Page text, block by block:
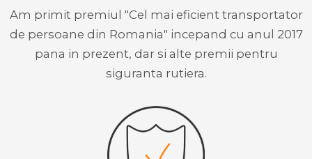
Am primit premiul "Cel mai eficient transportator
de persoane din Romania" incepand cu anul 2017
pana in prezent, dar si alte premii pentru
siguranta rutiera.